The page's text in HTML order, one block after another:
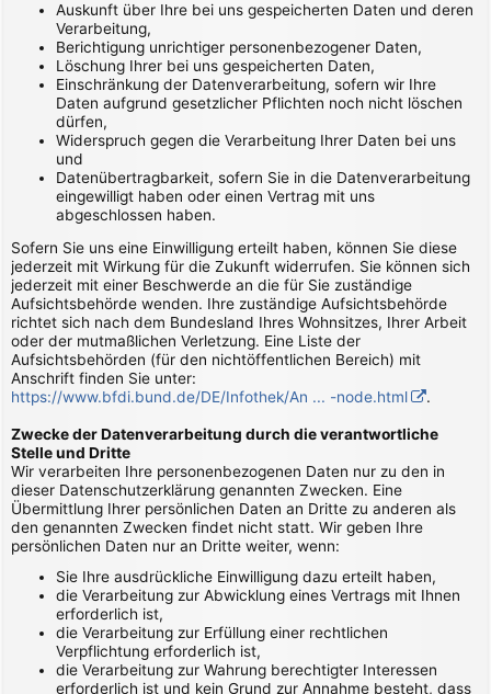
Auskunft über Ihre bei uns gespeicherten Daten und deren
Verarbeitung,
Berichtigung unrichtiger personenbezogener Daten,
Löschung Ihrer bei uns gespeicherten Daten,
Einschränkung der Datenverarbeitung, sofern wir Ihre
Daten aufgrund gesetzlicher Pflichten noch nicht löschen
dürfen,
Widerspruch gegen die Verarbeitung Ihrer Daten bei uns
und
Datenübertragbarkeit, sofern Sie in die Datenverarbeitung
eingewilligt haben oder einen Vertrag mit uns
abgeschlossen haben.
Sofern Sie uns eine Einwilligung erteilt haben, können Sie diese
jederzeit mit Wirkung für die Zukunft widerrufen. Sie können sich
jederzeit mit einer Beschwerde an die für Sie zuständige
Aufsichtsbehörde wenden. Ihre zuständige Aufsichtsbehörde
richtet sich nach dem Bundesland Ihres Wohnsitzes, Ihrer Arbeit
oder der mutmaßlichen Verletzung. Eine Liste der
Aufsichtsbehörden (für den nichtöffentlichen Bereich) mit
Anschrift finden Sie unter:
https://www.bfdi.bund.de/DE/Infothek/An ... -node.html
.
Zwecke der Datenverarbeitung durch die verantwortliche
Stelle und Dritte
Wir verarbeiten Ihre personenbezogenen Daten nur zu den in
dieser Datenschutzerklärung genannten Zwecken. Eine
Übermittlung Ihrer persönlichen Daten an Dritte zu anderen als
den genannten Zwecken findet nicht statt. Wir geben Ihre
persönlichen Daten nur an Dritte weiter, wenn:
Sie Ihre ausdrückliche Einwilligung dazu erteilt haben,
die Verarbeitung zur Abwicklung eines Vertrags mit Ihnen
erforderlich ist,
die Verarbeitung zur Erfüllung einer rechtlichen
Verpflichtung erforderlich ist,
die Verarbeitung zur Wahrung berechtigter Interessen
erforderlich ist und kein Grund zur Annahme besteht, dass